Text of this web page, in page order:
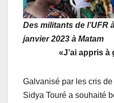
Des militants de l’UFR
janvier 2023 à Matam
«J’ai appris à
Galvanisé par les cris
Sidya Touré a souhaité